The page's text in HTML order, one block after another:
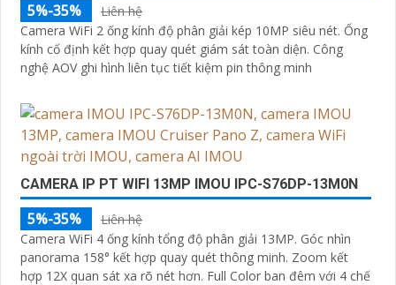
5%-35%
Liên hệ
Camera WiFi 2 ống kính độ phân giải kép 10MP siêu nét. Ống
kính cố định kết hợp quay quét giám sát toàn diện. Công
nghệ AOV ghi hình liên tục tiết kiệm pin thông minh
CAMERA IP PT WIFI 13MP IMOU IPC-S76DP-13M0N
5%-35%
Liên hệ
Camera WiFi 4 ống kính tổng độ phân giải 13MP. Góc nhìn
panorama 158° kết hợp quay quét thông minh. Zoom kết
hợp 12X quan sát xa rõ nét hơn. Full Color ban đêm với 4 chế